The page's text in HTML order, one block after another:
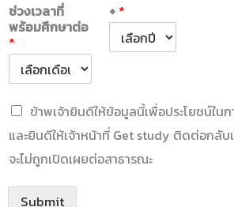
ช่วงเวลาที่
พร้อมศึกษาต่อ
*
+ *
C
h
e
c
k
b
ข้าพเจ้ายินดีให้ข้อมูลนี้เพื่อประโยชน์ใน
และยินดีให้เจ้าหน้าที่ Get study ติดต่อกลั
จะไม่ถูกเปิดเผยต่อสาธารณะ
Submit